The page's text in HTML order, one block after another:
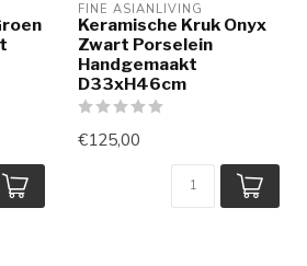
FINE ASIANLIVING
Keramische Kruk Onyx
Zwart Porselein
Handgemaakt
D33xH46cm
€125,00